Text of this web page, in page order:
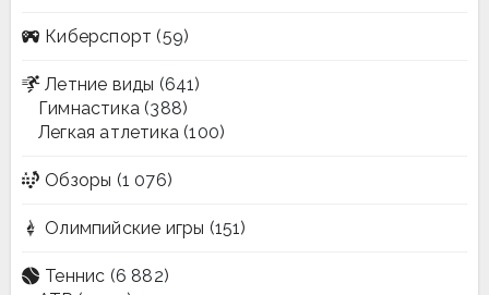
Киберспорт (59)
Летние виды (641)
Гимнастика (388)
Легкая атлетика (100)
Обзоры (1 076)
Олимпийские игры (151)
Теннис (6 882)